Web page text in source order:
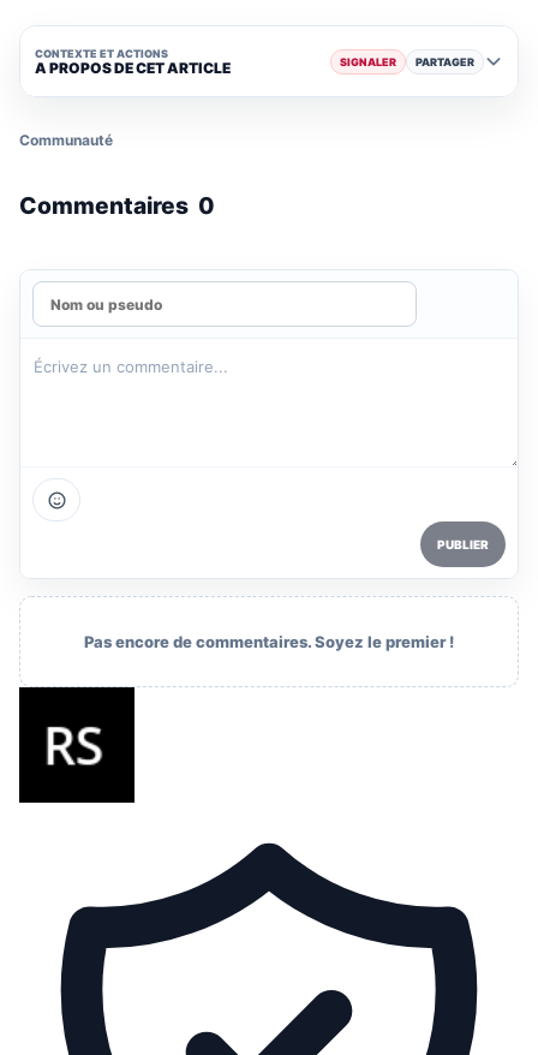
CONTEXTE ET ACTIONS
A PROPOS DE CET ARTICLE SIGNALER PARTAGER
Communauté
Commentaires 0
PUBLIER
Pas encore de commentaires. Soyez le premier !